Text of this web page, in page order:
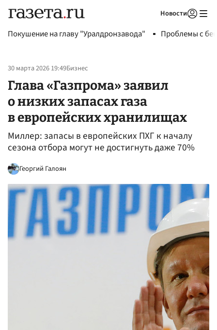
Новости
Покушение на главу "Уралдронзавода" Проблемы с
30 марта 2026 19:49Бизнес
Глава «Газпрома» заявил
о низких запасах газа
в европейских хранилищах
Миллер: запасы в европейских ПХГ к началу
сезона отбора могут не достигнуть даже 70%
Георгий Галоян